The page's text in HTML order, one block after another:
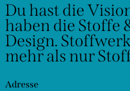
Du hast die
haben die Stoffe
Design.
mehr als nur
Adresse